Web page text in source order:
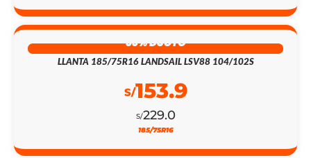
33% DSCTO
LLANTA 185/75R16 LANDSAIL LSV88 104/102S
S/229.0
S/153.9
185/75R16